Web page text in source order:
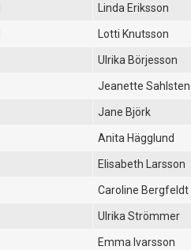
Linda Eriksson
Lotti Knutsson
Ulrika Börjesson
Jeanette Sahlsten
Jane Björk
Anita Hägglund
Elisabeth Larsson
Caroline Bergfeldt
Ulrika Strömmer
Emma Ivarsson